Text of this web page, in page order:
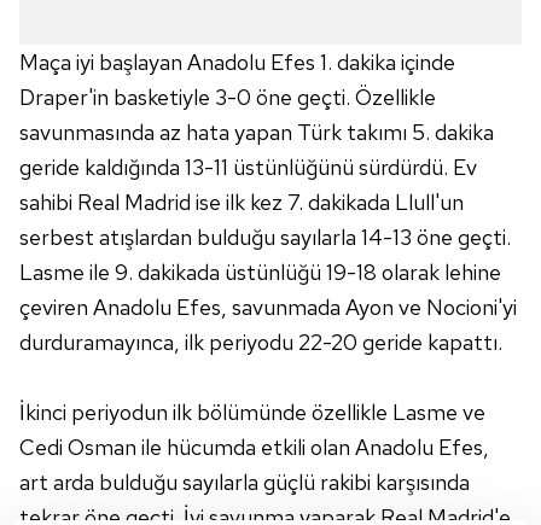
Maça iyi başlayan Anadolu Efes 1. dakika içinde
Draper'in basketiyle 3-0 öne geçti. Özellikle
savunmasında az hata yapan Türk takımı 5. dakika
geride kaldığında 13-11 üstünlüğünü sürdürdü. Ev
sahibi Real Madrid ise ilk kez 7. dakikada Llull'un
serbest atışlardan bulduğu sayılarla 14-13 öne geçti.
Lasme ile 9. dakikada üstünlüğü 19-18 olarak lehine
çeviren Anadolu Efes, savunmada Ayon ve Nocioni'yi
durduramayınca, ilk periyodu 22-20 geride kapattı.
İkinci periyodun ilk bölümünde özellikle Lasme ve
Cedi Osman ile hücumda etkili olan Anadolu Efes,
art arda bulduğu sayılarla güçlü rakibi karşısında
tekrar öne geçti. İyi savunma yaparak Real Madrid'e